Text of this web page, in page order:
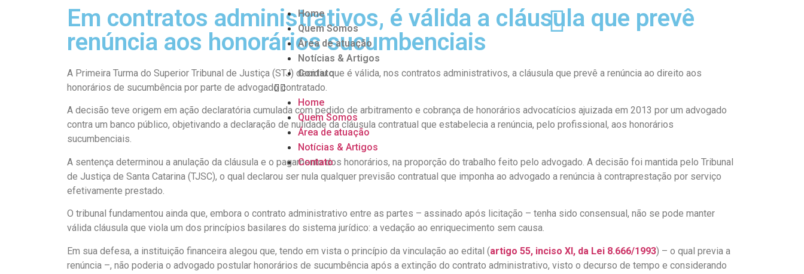
Home
Quem Somos
Área de atuação
Notícias & Artigos
Contato
Home
Quem Somos
Área de atuação
Notícias & Artigos
Contato
Em contratos administrativos, é válida a cláusula que prevê
renúncia aos honorários sucumbenciais
A Primeira Turma do Superior Tribunal de Justiça (STJ) decidiu que é válida, nos contratos administrativos, a cláusula que prevê a renúncia ao direito aos
honorários de sucumbência por parte de advogado contratado.
A decisão teve origem em ação declaratória cumulada com pedido de arbitramento e cobrança de honorários advocatícios ajuizada em 2013 por um advogado
contra um banco público, objetivando a declaração de nulidade da cláusula contratual que estabelecia a renúncia, pelo profissional, aos honorários
sucumbenciais.
A sentença determinou a anulação da cláusula e o pagamento dos honorários, na proporção do trabalho feito pelo advogado. A decisão foi mantida pelo Tribunal
de Justiça de Santa Catarina (TJSC), o qual declarou ser nula qualquer previsão contratual que imponha ao advogado a renúncia à contraprestação por serviço
efetivamente prestado.
O tribunal fundamentou ainda que, embora o contrato administrativo entre as partes – assinado após licitação – tenha sido consensual, não se pode manter
válida cláusula que viola um dos princípios basilares do sistema jurídico: a vedação ao enriquecimento sem causa.
Em sua defesa, a instituição financeira alegou que, tendo em vista o princípio da vinculação ao edital (artigo 55, inciso XI, da Lei 8.666/1993) – o qual previa a
renúncia –, não poderia o advogado postular honorários de sucumbência após a extinção do contrato administrativo, visto o decurso de tempo e considerando